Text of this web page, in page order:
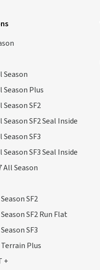
Plus
SF2
SF2 Seal Inside
SF3
SF3 Seal Inside
Season
SF2
SF2 Run Flat
SF3
Plus
+